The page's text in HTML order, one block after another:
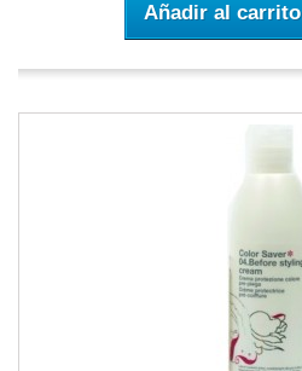
Añadir al carrito